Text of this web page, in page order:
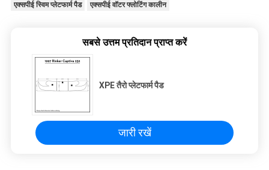
एक्सपीई स्विम प्लेटफार्म पैड एक्सपीई वॉटर फ्लोटिंग कालीन
सबसे उत्तम प्रतिदान प्राप्त करें
XPE तैरो प्लेटफार्म पैड
जारी रखें